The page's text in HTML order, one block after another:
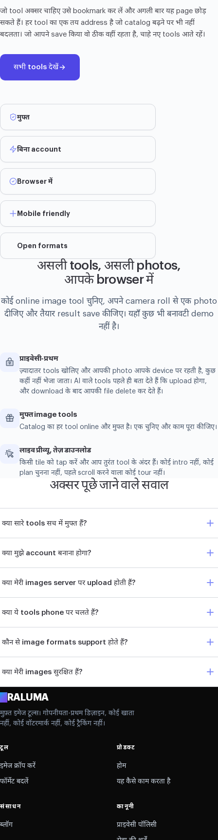
जो tool अक्सर चाहिए उसे bookmark कर लें और अगली बार यह page छोड़
सकते हैं। हर tool का एक तय address है जो catalog बढ़ने पर भी नहीं
बदलता। जो आपने save किया वो ठीक वहीं रहता है, चाहे नए tools आते रहें।
सभी tools देखें
मुफ्त
बिना account
Browser में
Mobile friendly
Open formats
असली tools, असली photos,
आपके browser में
कोई online image tool चुनिए, अपने camera roll से एक photo
दीजिए और तैयार result save कीजिए। यहाँ कुछ भी बनावटी demo
नहीं है।
प्राइवेसी-प्रथम
ज़्यादातर tools खोलिए और आपकी photo आपके device पर रहती है, कुछ
कहीं नहीं भेजा जाता। AI वाले tools पहले ही बता देते हैं कि upload होगा,
और download के बाद आपकी file delete कर देते हैं।
मुफ्त image tools
Catalog का हर tool online और मुफ्त है। एक चुनिए और काम पूरा कीजिए।
लाइव प्रीव्यू, तेज़ डाउनलोड
किसी tile को tap करें और आप तुरंत tool के अंदर हैं। कोई intro नहीं, कोई
plan चुनना नहीं, पहले scroll करने वाला कोई tour नहीं।
अक्सर पूछे जाने वाले सवाल
क्या सारे tools सच में मुफ्त हैं?
क्या मुझे account बनाना होगा?
क्या मेरी images server पर upload होती हैं?
क्या ये tools phone पर चलते हैं?
कौन से image formats support होते हैं?
क्या मेरी images सुरक्षित हैं?
ARALUMA
मुफ़्त इमेज टूल्स। गोपनीयता-प्रथम डिज़ाइन, कोई खाता
नहीं, कोई वॉटरमार्क नहीं, कोई ट्रैकिंग नहीं।
टूल
इमेज क्रॉप करें
फॉर्मेट बदलें
प्रोडक्ट
होम
यह कैसे काम करता है
संसाधन
ब्लॉग
कानूनी
प्राइवेसी पॉलिसी